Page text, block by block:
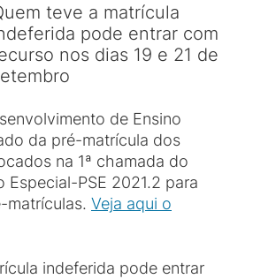
teve a matrícula
pode entrar com
nos dias 19 e 21 de
de Ensino
da pré-matrícula dos
na 1ª chamada do
Especial-PSE 2021.2 para
matrículas. Veja aqui o
indeferida pode entrar